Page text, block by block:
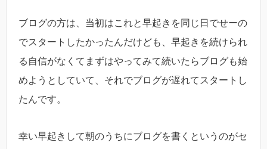
ブログの方は、当初はこれと早起きを同じ日でせーの
でスタートしたかったんだけども、早起きを続けられ
る自信がなくてまずはやってみて続いたらブログも始
めようとしていて、それでブログが遅れてスタートし
たんです。
幸い早起きして朝のうちにブログを書くというのがセ